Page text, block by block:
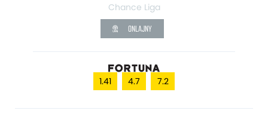
Chance Liga
ONLAJNY
1.41 4.7 7.2